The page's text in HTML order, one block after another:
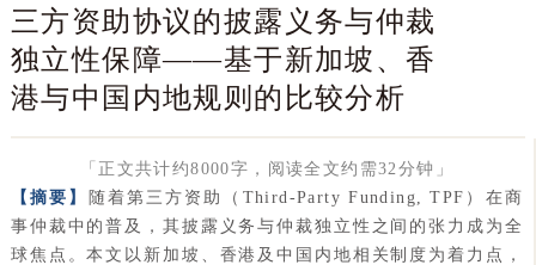
三方资助协议的披露义务与仲裁
独立性保障——基于新加坡、香
港与中国内地规则的比较分析
「正文共计约8000字，阅读全文约需32分钟」
【摘要】
随着第三方资助（Third-Party Funding, TPF）在商
事仲裁中的普及，其披露义务与仲裁独立性之间的张力成为全
球焦点。本文以新加坡、香港及中国内地相关制度为着力点，